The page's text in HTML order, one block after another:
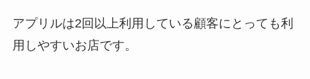
アプリルは2回以上利用している顧客にとっても利
用しやすいお店です。